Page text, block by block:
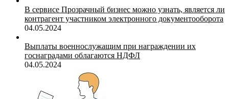
В сервисе Прозрачный бизнес можно узнать, является ли
контрагент участником электронного документооборота
04.05.2024
Выплаты военнослужащим при награждении их
госнаградами облагаются НДФЛ
04.05.2024